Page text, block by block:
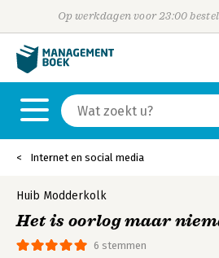
Op werkdagen voor 23:00
Internet en social media
6 stemmen
Huib Modderkolk
Het is oorlog maar